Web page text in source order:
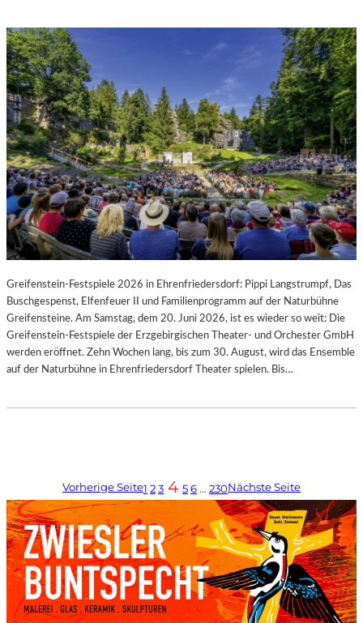
Greifenstein-Festspiele 2026 in Ehrenfriedersdorf: Pippi Langstrumpf, Das
Buschgespenst, Elfenfeuer II und Familienprogramm auf der Naturbühne
Greifensteine. Am Samstag, dem 20. Juni 2026, ist es wieder so weit: Die
Greifenstein-Festspiele der Erzgebirgischen Theater- und Orchester GmbH
werden eröffnet. Zehn Wochen lang, bis zum 30. August, wird das Ensemble
auf der Naturbühne in Ehrenfriedersdorf Theater spielen. Bis…
Vorherige Seite1 23 4 56… 230Nächste Seite